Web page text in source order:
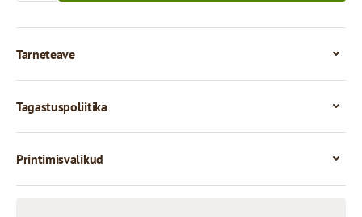
Tarneteave
Tagastuspoliitika
Printimisvalikud